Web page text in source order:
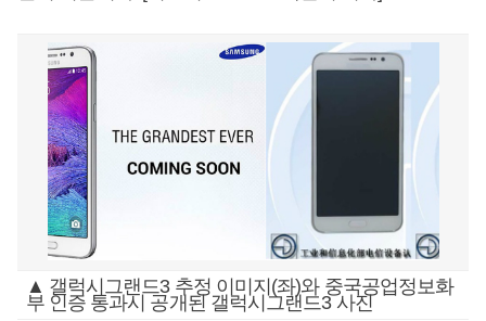
▲ 갤럭시그랜드3 추정 이미지(좌)와 중국공업정보화
부 인증 통과시 공개된 갤럭시그랜드3 사진